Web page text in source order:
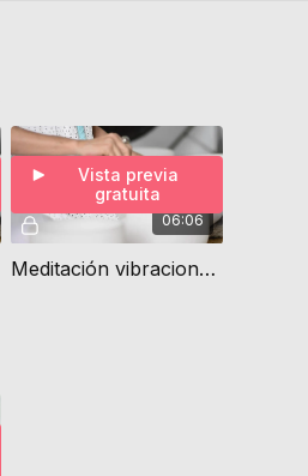
06:06
Vista previa
gratuita
Meditación vibracional 2ndo Chakra *YO SIENTO*